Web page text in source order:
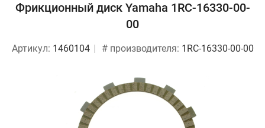
Фрикционный диск Yamaha 1RC-16330-00-
00
Артикул: 1460104 # производителя: 1RC-16330-00-00